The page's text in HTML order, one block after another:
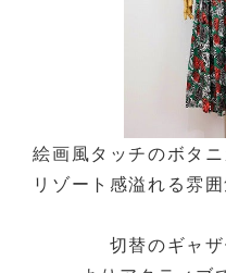
絵画風タッチのボタ
リゾート感溢れる雰
切替のギャザ